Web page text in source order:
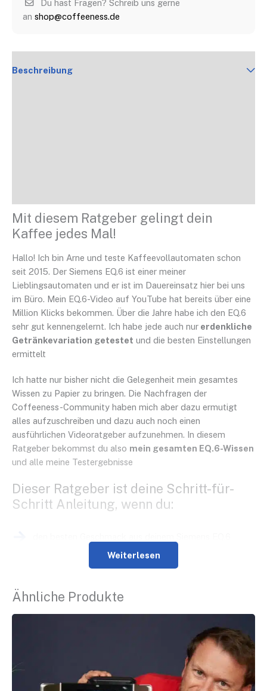
Du hast Fragen? Schreib uns gerne
an shop@coffeeness.de
Beschreibung
Mit diesem Ratgeber gelingt dein
Kaffee jedes Mal!
Hallo! Ich bin Arne und teste Kaffeevollautomaten schon
seit 2015. Der Siemens EQ.6 ist einer meiner
Lieblingsautomaten und er ist im Dauereinsatz hier bei uns
im Büro. Mein EQ.6-Video auf YouTube hat bereits über eine
Million Klicks bekommen. Über die Jahre habe ich den EQ.6
sehr gut kennengelernt. Ich habe jede auch nur erdenkliche
Getränkevariation getestet und die besten Einstellungen
ermittelt
Ich hatte nur bisher nicht die Gelegenheit mein gesamtes
Wissen zu Papier zu bringen. Die Nachfragen der
Coffeeness-Community haben mich aber dazu ermutigt
alles aufzuschreiben und dazu auch noch einen
ausführlichen Videoratgeber aufzunehmen. In diesem
Ratgeber bekommst du also mein gesamten EQ.6-Wissen
und alle meine Testergebnisse
Dieser Ratgeber ist deine Schritt-für-
Schritt Anleitung, wenn du:
herausholen möchtest.
vielleicht noch nicht ganz glücklich mit dem
Tipps und Tricks zur Pflege und Reinigung suchst,
damit du möglichst lange etwas von deinem Gerät
Weiterlesen
Ähnliche Produkte